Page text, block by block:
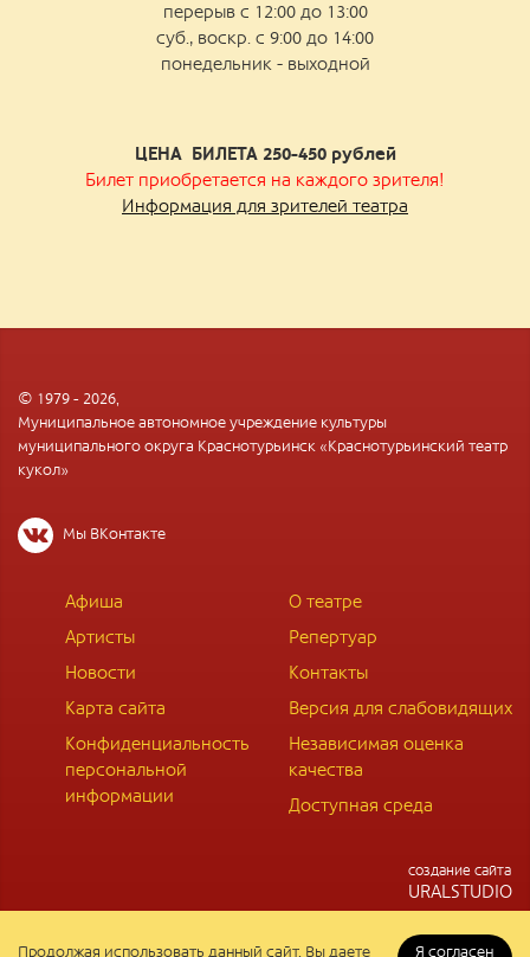
перерыв с 12:00 до 13:00
суб., воскр. с 9:00 до 14:00
понедельник - выходной
ЦЕНА БИЛЕТА 250-450рублей
Билет приобретается на каждого зрителя!
Информация для зрителей театра
© 1979 - 2026,
Муниципальное автономное учреждение культуры
муниципального округа Краснотурьинск «Краснотурьинский театр
кукол»
Мы ВКонтакте
Афиша
О театре
Артисты
Репертуар
Новости
Контакты
Карта сайта
Версия для слабовидящих
Конфиденциальность
персональной
информации
Независимая оценка
качества
Доступная среда
cоздание сайта
URALSTUDIO
Продолжая использовать данный сайт, Вы даете Я согласен